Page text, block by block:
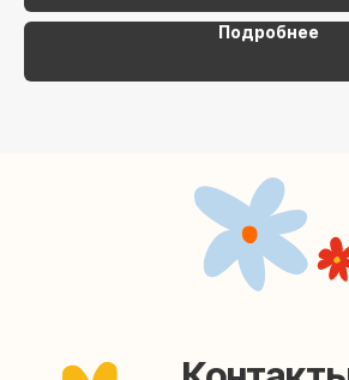
Подробнее
Мастерские упаковки подарков работают без